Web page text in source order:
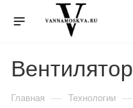
Вентилятор
Главная — Технологии —